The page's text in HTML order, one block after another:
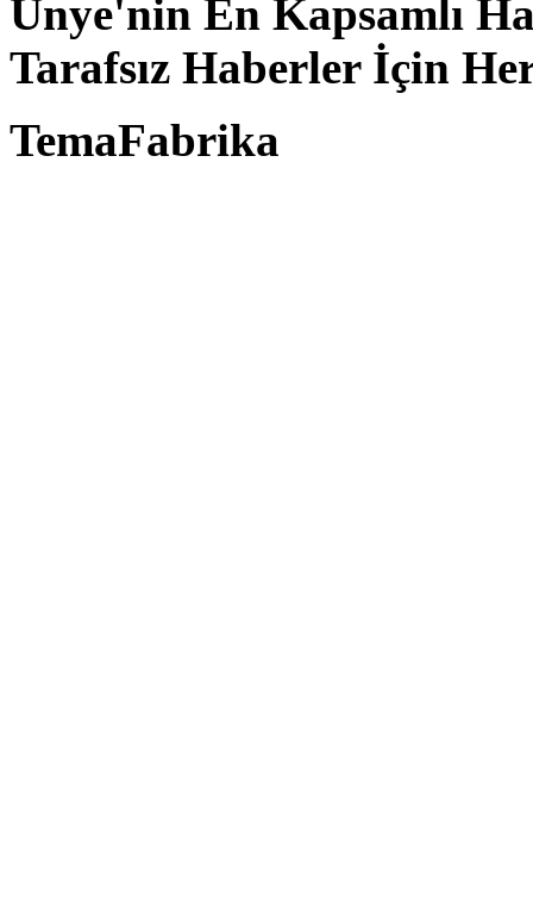
Ünye'nin En Kapsamlı
Tarafsız Haberler İçin
TemaFabrika